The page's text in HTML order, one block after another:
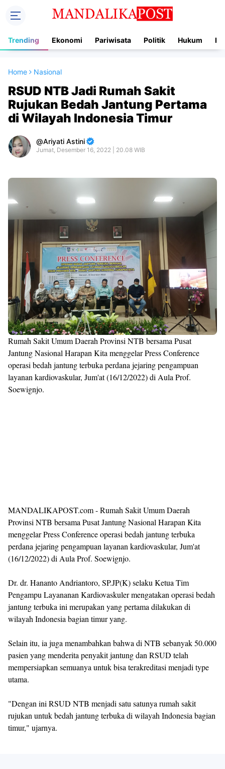
Trending Ekonomi Pariwisata Politik Hukum
Home Nasional
RSUD NTB Jadi Rumah Sakit
Rujukan Bedah Jantung Pertama
di Wilayah Indonesia Timur
Ariyati Astini
Jumat, Desember 16, 2022 | 20.08 WIB
Rumah Sakit Umum Daerah Provinsi NTB bersama Pusat
Jantung Nasional Harapan Kita menggelar Press Conference
operasi bedah jantung terbuka perdana jejaring pengampuan
layanan kardiovaskular, Jum'at (16/12/2022) di Aula Prof.
Soewignjo.
MANDALIKAPOST.com - Rumah Sakit Umum Daerah
Provinsi NTB bersama Pusat Jantung Nasional Harapan Kita
menggelar Press Conference operasi bedah jantung terbuka
perdana jejaring pengampuan layanan kardiovaskular, Jum'at
(16/12/2022) di Aula Prof. Soewignjo.
Dr. dr. Hananto Andriantoro, SP.JP(K) selaku Ketua Tim
Pengampu Layananan Kardiovaskuler mengatakan operasi bedah
jantung terbuka ini merupakan yang pertama dilakukan di
wilayah Indonesia bagian timur yang.
Selain itu, ia juga menambahkan bahwa di NTB sebanyak 50.000
pasien yang menderita penyakit jantung dan RSUD telah
mempersiapkan semuanya untuk bisa terakreditasi menjadi type
utama.
"Dengan ini RSUD NTB menjadi satu satunya rumah sakit
rujukan untuk bedah jantung terbuka di wilayah Indonesia bagian
timur," ujarnya.